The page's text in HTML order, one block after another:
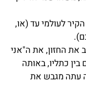
לעולמי עד (או,
את החזון, את ה"אני
בין כתליו, באותה
עתה מגבש את